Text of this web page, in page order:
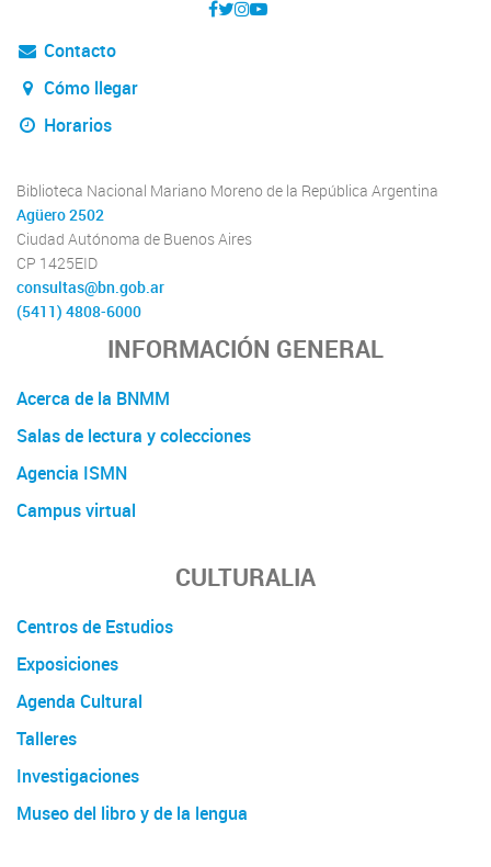
Contacto
Cómo llegar
Horarios
Biblioteca Nacional Mariano Moreno de la República Argentina
Agüero 2502
Ciudad Autónoma de Buenos Aires
CP 1425EID
consultas@bn.gob.ar
(5411) 4808-6000
INFORMACIÓN GENERAL
Acerca de la BNMM
Salas de lectura y colecciones
Agencia ISMN
Campus virtual
CULTURALIA
Centros de Estudios
Exposiciones
Agenda Cultural
Talleres
Investigaciones
Museo del libro y de la lengua